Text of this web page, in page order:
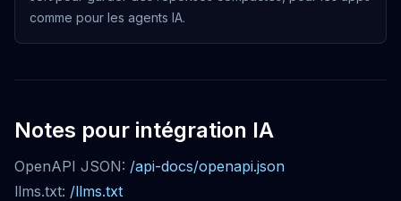
comme pour les agents IA.
Notes pour intégration IA
OpenAPI JSON: /api-docs/openapi.json
llms.txt: /llms.txt